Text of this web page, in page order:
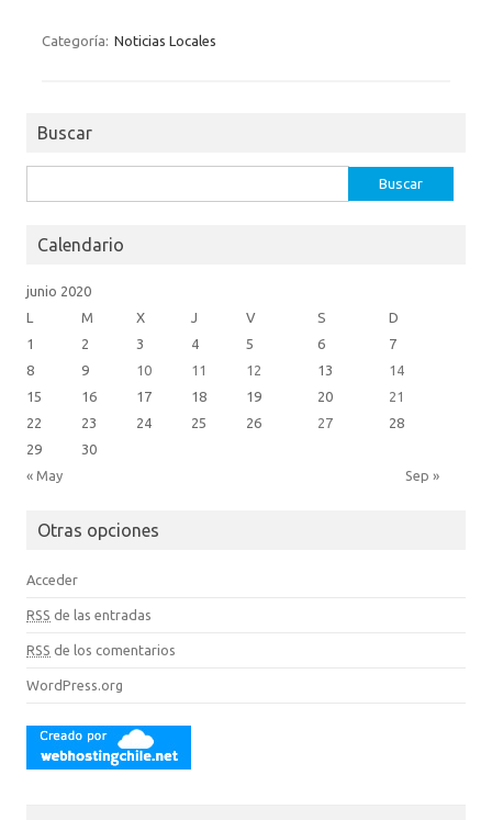
e
o
se it ail
Categoría: Noticias Locales
Buscar
Calendario
junio 2020
L
M X J V S D
« May Sep »
1 2 3 4 5 6
7
8
9 10 11 12 13
14
15
16 17 18 19 20
21
22
23 24 25 26 27
28
29
30
Otras opciones
Acceder
RSS de las entradas
RSS de los comentarios
WordPress.org